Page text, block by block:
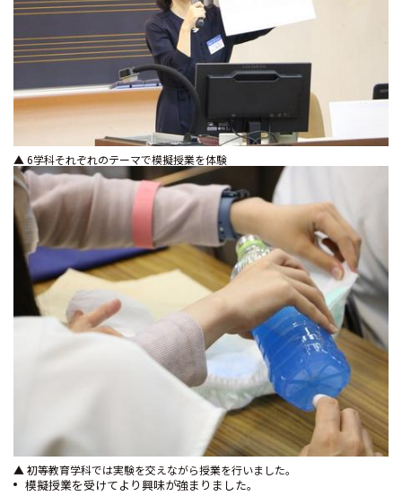
▲ 6学科それぞれのテーマで模擬授業を体験
▲ 初等教育学科では実験を交えながら授業を行いました。
模擬授業を受けてより興味が強まりました。